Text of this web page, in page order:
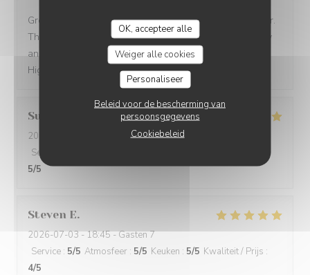
OK, accepteer alle
Weiger alle cookies
Personaliseer
Beleid voor de bescherming van
persoonsgegevens
Cookiebeleid
Great spot in Paris for a business lunch or casual dinner.
The food is consistently excellent, the service is friendly
and attentive, and the atmosphere is warm and inviting.
Highly recommended!
Susan
2026-07-04
- 19:00 - Gasten 4
Service
5/5
Steven E
2026-07-03- 18:45 - Gasten 7
Service : 5/5 Atmosfeer : 5/5 Keuken : 5/5 Kwaliteit / Prijs :
4/5